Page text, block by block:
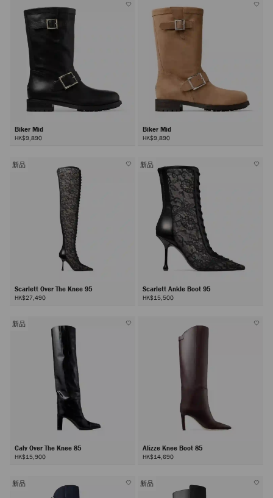
Biker Mid
HK$9,890
Biker Mid
HK$9,890
新品
Scarlett Over The Knee 95
HK$27,490
新品
Scarlett Ankle Boot 95
HK$15,500
新品
Caly Over The Knee 85
HK$15,900
Alizze Knee Boot 85
HK$14,690
新品 新品